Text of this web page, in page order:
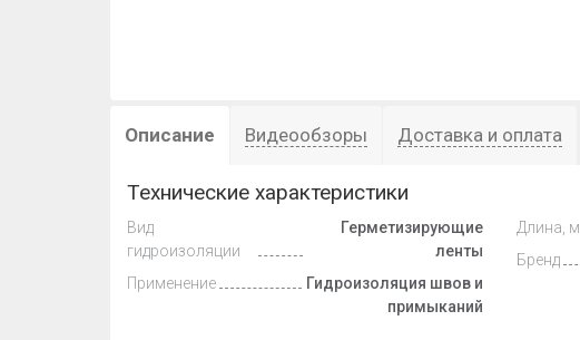
Описание Видеообзоры Доставка и оплата
Технические характеристики
Вид
гидроизоляции
Герметизирующие
ленты
Применение
Гидроизоляция швов и
примыканий
Длина, м
Бренд